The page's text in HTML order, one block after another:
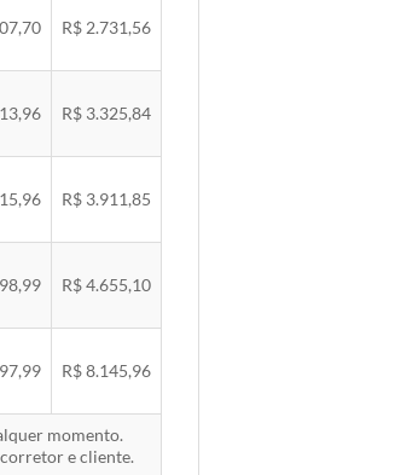
R$ 2.731,56
R$ 3.325,84
R$ 3.911,85
R$ 4.655,10
R$ 8.145,96
momento.
e cliente.